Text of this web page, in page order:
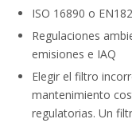
ISO 16890 o
Regulaciones
emisiones e IAQ
Elegir el filtro
mantenimiento
regulatorias. Un